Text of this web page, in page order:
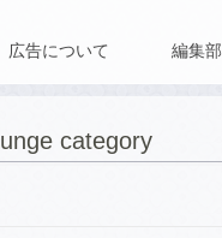
広告について 編集部
category